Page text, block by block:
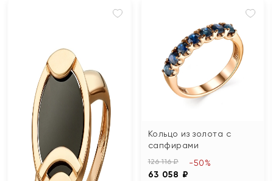
Кольцо из золота с
сапфирами
126 116 ₽
63 058 ₽
-50%